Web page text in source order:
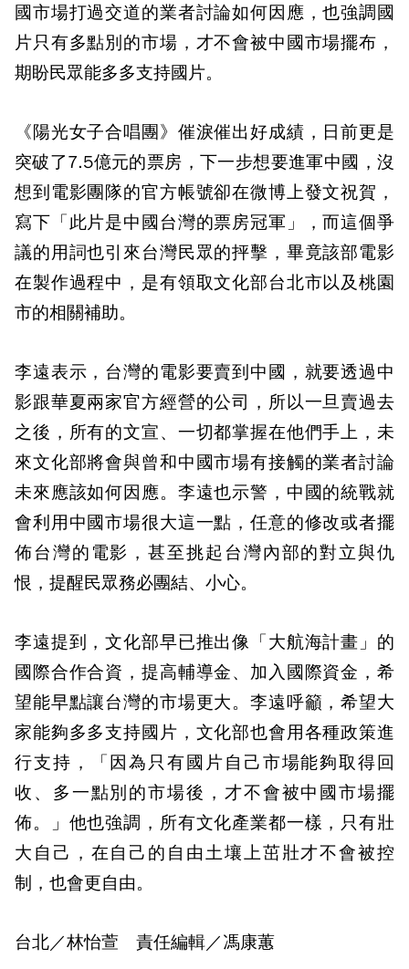
國市場打過交道的業者討論如何因應，也強調國
片只有多點別的市場，才不會被中國市場擺布，
期盼民眾能多多支持國片。
《陽光女子合唱團》催淚催出好成績，日前更是
突破了7.5億元的票房，下一步想要進軍中國，沒
想到電影團隊的官方帳號卻在微博上發文祝賀，
寫下「此片是中國台灣的票房冠軍」，而這個爭
議的用詞也引來台灣民眾的抨擊，畢竟該部電影
在製作過程中，是有領取文化部台北市以及桃園
市的相關補助。
李遠表示，台灣的電影要賣到中國，就要透過中
影跟華夏兩家官方經營的公司，所以一旦賣過去
之後，所有的文宣、一切都掌握在他們手上，未
來文化部將會與曾和中國市場有接觸的業者討論
未來應該如何因應。李遠也示警，中國的統戰就
會利用中國市場很大這一點，任意的修改或者擺
佈台灣的電影，甚至挑起台灣內部的對立與仇
恨，提醒民眾務必團結、小心。
李遠提到，文化部早已推出像「大航海計畫」的
國際合作合資，提高輔導金、加入國際資金，希
望能早點讓台灣的市場更大。李遠呼籲，希望大
家能夠多多支持國片，文化部也會用各種政策進
行支持，「因為只有國片自己市場能夠取得回
收、多一點別的市場後，才不會被中國市場擺
佈。」他也強調，所有文化產業都一樣，只有壯
大自己，在自己的自由土壤上茁壯才不會被控
制，也會更自由。
台北／林怡萱 責任編輯／馮康蕙